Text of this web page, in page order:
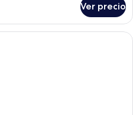
Ver precio
Un dormitorio con literas, una